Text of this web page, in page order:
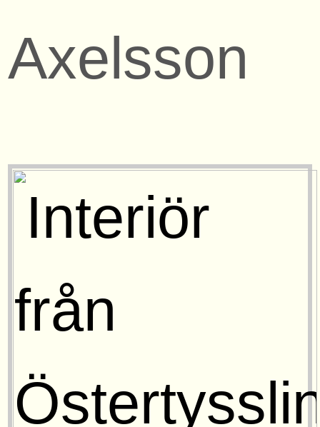
Axelsson